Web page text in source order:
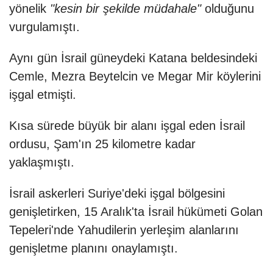
yönelik "kesin bir şekilde müdahale"olduğunu
vurgulamıştı.
Aynı gün İsrail güneydeki Katana beldesindeki
Cemle, Mezra Beytelcin ve Megar Mir köylerini
işgal etmişti.
Kısa sürede büyük bir alanı işgal eden İsrail
ordusu, Şam'ın 25 kilometre kadar
yaklaşmıştı.
İsrail askerleri Suriye'deki işgal bölgesini
genişletirken, 15 Aralık'ta İsrail hükümeti Golan
Tepeleri'nde Yahudilerin yerleşim alanlarını
genişletme planını onaylamıştı.